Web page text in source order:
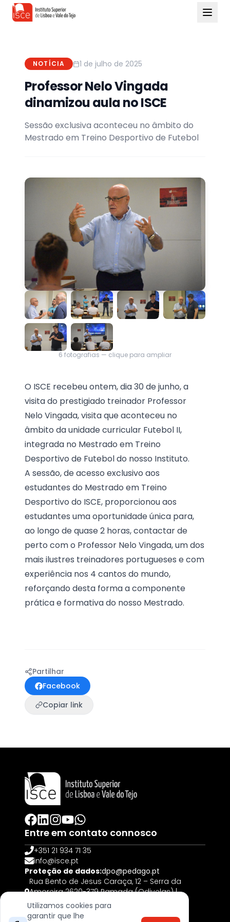
Utilizamos cookies para
garantir que lhe
NOTÍCIA 1 de julho de 2025
Professor Nelo Vingada
dinamizou aula no ISCE
Sessão exclusiva aconteceu no âmbito do
Mestrado em Treino Desportivo de Futebol
6 fotografias — clique para ampliar
O ISCE recebeu ontem, dia 30 de junho, a
visita do prestigiado treinador Professor
Nelo Vingada, visita que aconteceu no
âmbito da unidade curricular Futebol II,
integrada no Mestrado em Treino
Desportivo de Futebol do nosso Instituto.
A sessão, de acesso exclusivo aos
estudantes do Mestrado em Treino
Desportivo do ISCE, proporcionou aos
estudantes uma oportunidade única para,
ao longo de quase 2 horas, contactar de
perto com o Professor Nelo Vingada, um dos
mais ilustres treinadores portugueses e com
experiência nos 4 cantos do mundo,
reforçando desta forma a componente
prática e formativa do nosso Mestrado.
Partilhar
Facebook
Copiar link
Entre em contato connosco
+351 21 934 71 35
info@isce.pt
Proteção de dados:dpo@pedago.pt
Rua Bento de Jesus Caraça, 12 – Serra da
Amoreira 2620-379 Ramada (Odivelas) |
PORTUGAL